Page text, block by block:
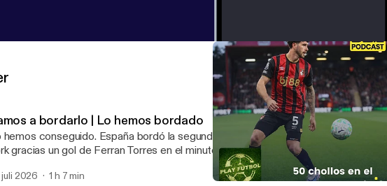
a bordarlo | Lo hemos bordado
hemos conseguido. España bordó la segunda estrella este domingo en Nueva
gracias un gol de Ferran Torres en el minuto 106. Por el camino, este equipo para
historia se enfrentó y ganó a la Portugal de Cristiano Ronaldo, a la Francia de
y a la Argentina de Leo Messi. Este episodio especial repasa la hazaña de la
juli 2026 1 h 7 min